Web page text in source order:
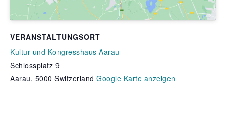
VERANSTALTUNGSORT
Kultur und Kongresshaus Aarau
Schlossplatz 9
Aarau, 5000 Switzerland Google Karte anzeigen